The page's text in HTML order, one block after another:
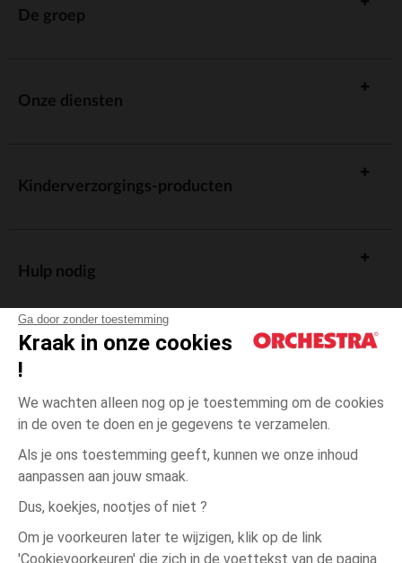
Ga door zonder toestemming
Kraak in onze cookies
!
We wachten alleen nog op je toestemming om de cookies
in de oven te doen en je gegevens te verzamelen.
Als je ons toestemming geeft, kunnen we onze inhoud
aanpassen aan jouw smaak.
Dus, koekjes, nootjes of niet ?
Om je voorkeuren later te wijzigen, klik op de link
'Cookievoorkeuren' die zich in de voettekst van de pagina
12
De groep
Onze diensten
Kinderverzorgings-producten
Hulp nodig
Algemene verkoopsvoorwaarden
Wettelijke bepalingen
Persoonsgegevens